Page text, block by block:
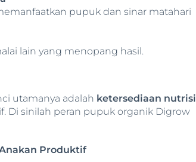
pupuk dan sinar matahari
lain yang menopang hasil.
utamanya adalah ketersediaan nutrisi
Di sinilah peran pupuk organik Digrow
Produktif